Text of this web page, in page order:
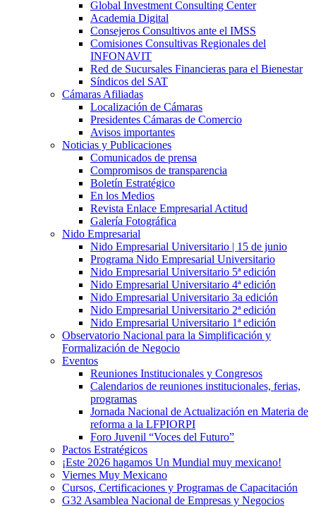
Global Investment Consulting Center
Academia Digital
Consejeros Consultivos ante el IMSS
Comisiones Consultivas Regionales del
INFONAVIT
Red de Sucursales Financieras para el Bienestar
Síndicos del SAT
Cámaras Afiliadas
Localización de Cámaras
Presidentes Cámaras de Comercio
Avisos importantes
Noticias y Publicaciones
Comunicados de prensa
Compromisos de transparencia
Boletín Estratégico
En los Medios
Revista Enlace Empresarial Actitud
Galería Fotográfica
Nido Empresarial
Nido Empresarial Universitario | 15 de junio
Programa Nido Empresarial Universitario
Nido Empresarial Universitario 5ª edición
Nido Empresarial Universitario 4ª edición
Nido Empresarial Universitario 3a edición
Nido Empresarial Universitario 2ª edición
Nido Empresarial Universitario 1ª edición
Observatorio Nacional para la Simplificación y
Formalización de Negocio
Eventos
Reuniones Institucionales y Congresos
Calendarios de reuniones institucionales, ferias,
programas
Jornada Nacional de Actualización en Materia de
reforma a la LFPIORPI
Foro Juvenil “Voces del Futuro”
Pactos Estratégicos
¡Este 2026 hagamos Un Mundial muy mexicano!
Viernes Muy Mexicano
Cursos, Certificaciones y Programas de Capacitación
G32 Asamblea Nacional de Empresas y Negocios